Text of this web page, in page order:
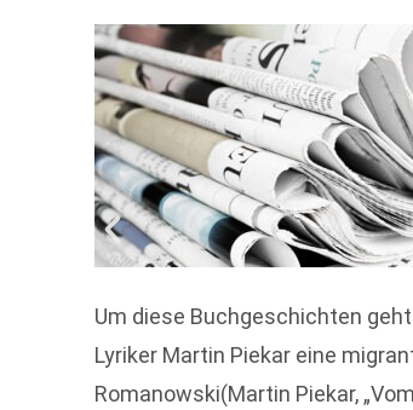
Um diese Buchgeschichten
Lyriker Martin Piekar eine
Romanowski(Martin Piekar,